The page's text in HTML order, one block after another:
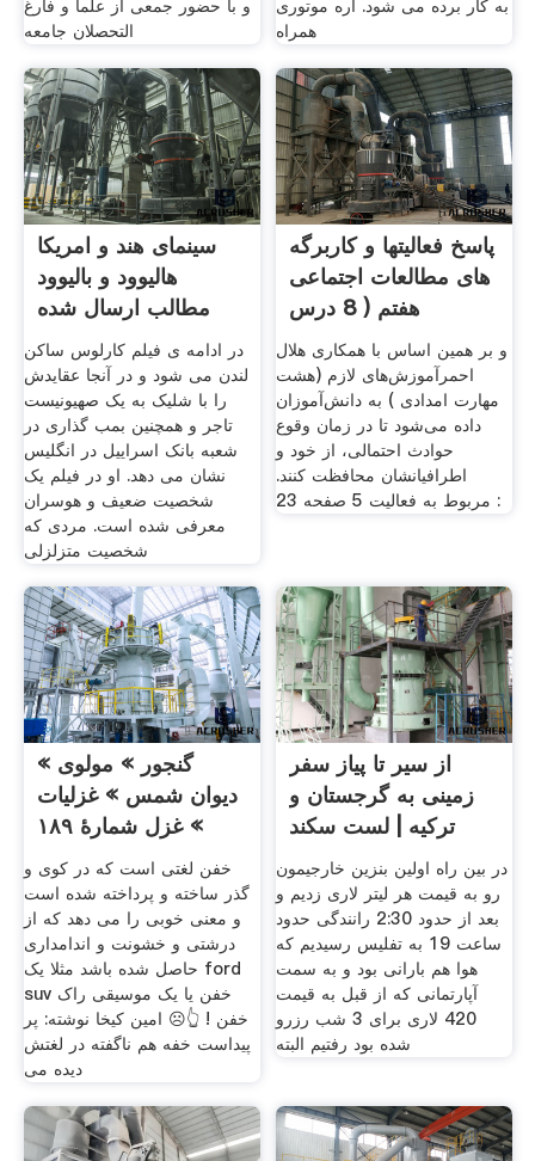
و با حضور جمعی از علما و فارغ
التحصلان جامعه
به کار برده می شود. اره موتوری
همراه
سینمای هند و امریکا
هالیوود و بالیوود
مطالب ارسال شده
در ادامه ی فیلم کارلوس ساکن
لندن می شود و در آنجا عقایدش
را با شلیک به یک صهیونیست
تاجر و همچنین بمب گذاری در
شعبه بانک اسراییل در انگلیس
نشان می دهد. او در فیلم یک
شخصیت ضعیف و هوسران
معرفی شده است. مردی که
شخصیت متزلزلی
پاسخ فعالیتها و کاربرگه
های مطالعات اجتماعی
هفتم ( 8 درس
و بر همین اساس با همکاری هلال
احمرآموزش‌های لازم (هشت
مهارت امدادی ) به دانش‌آموزان
داده می‌شود تا در زمان وقوع
حوادث احتمالی، از خود و
اطرافیانشان محافظت کنند.
مربوط به فعالیت 5 صفحه 23 :
گنجور » مولوی »
دیوان شمس » غزلیات
» غزل شمارهٔ ۱۸۹
خفن لغتی است که در کوی و
گذر ساخته و پرداخته شده است
و معنی خوبی را می دهد که از
درشتی و خشونت و اندامداری
حاصل شده باشد مثلا یک ford
suv خفن یا یک موسیقی راک
خفن ! 👆☹ امین کیخا نوشته: پر
پیداست خفه هم ناگفته در لغتش
دیده می
از سیر تا پیاز سفر
زمینی به گرجستان و
ترکیه | لست سکند
در بین راه اولین بنزین خارجیمون
رو به قیمت هر لیتر لاری زدیم و
بعد از حدود 2:30 رانندگی حدود
ساعت 19 به تفلیس رسیدیم که
هوا هم بارانی بود و به سمت
آپارتمانی که از قبل به قیمت
420 لاری برای 3 شب رزرو
شده بود رفتیم البته